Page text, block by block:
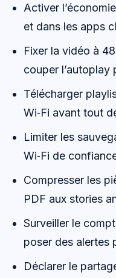
Activer
et dans les apps
Fixer la vidéo à
couper l’autoplay
Télécharger
Wi‑Fi avant tout
Limiter les
Wi‑Fi de
Compresser les
PDF aux stories
Surveiller le
poser des alertes
Déclarer le